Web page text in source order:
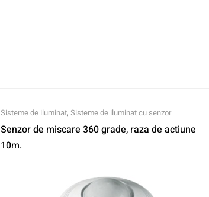
Sisteme de iluminat, Sisteme de iluminat cu senzor
Senzor de miscare 360 grade, raza de actiune
10m.